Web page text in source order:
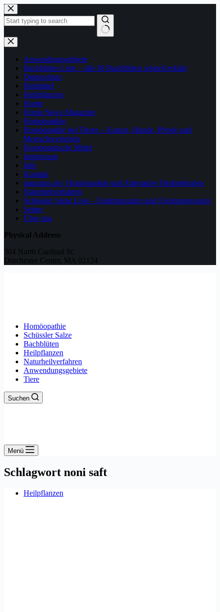
Zum
Inhalt
springen
Keine
Ergebnisse
Anwendungsgebiete
Bachblüten Liste – alle 38 Bachblüten schnell erklärt
Datenschutz
Heilmittel
Heilpflanzen
Home
Home News Magazine
Homöopathie
Homöopathie bei Tieren – Katzen, Hunde, Pferde und
Meerschweinchen
Homöopatische Mittel
Impressum
Info
Kontakt
naturatus.de | Homöopathie und Alternative Heilmethoden
Naturheilverfahren
Schüssler Salze Liste – Funktionssalze und Ergänzungssalze
Seiten
Über uns
Physical Address
304 North Cardinal St.
Dorchester Center, MA 02124
Homöopathie
Schüssler Salze
Bachblüten
Heilpflanzen
Naturheilverfahren
Anwendungsgebiete
Tiere
Suchen
Menü
Schlagwort noni saft
Heilpflanzen